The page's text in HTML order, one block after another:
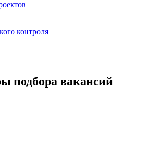
контроля
подбора вакансий